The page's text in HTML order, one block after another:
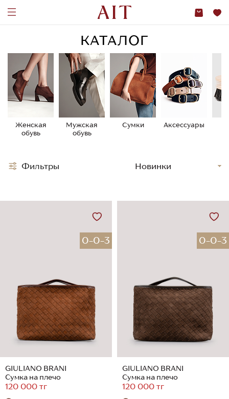
КАТАЛОГ
Женская
обувь
Мужская
обувь
Сумки Аксессуары
0-0-3
GIULIANO BRANI
Сумка на плечо
120 000 тг
0-0-3
GIULIANO BRANI
Сумка на плечо
120 000 тг
Фильтры